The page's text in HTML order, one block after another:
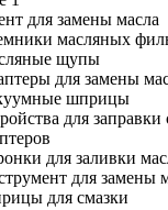
для замены масла
масляных
щупы
для замены
шприцы
для
для заливки
для замены
для смазки